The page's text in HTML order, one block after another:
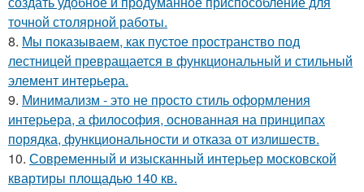
точной столярной работы.
8. Мы показываем, как пустое пространство под
лестницей превращается в функциональный и стильный
элемент интерьера.
9. Минимализм - это не просто стиль оформления
интерьера, а философия, основанная на принципах
порядка, функциональности и отказа от излишеств.
10. Современный и изысканный интерьер московской
квартиры площадью 140 кв.